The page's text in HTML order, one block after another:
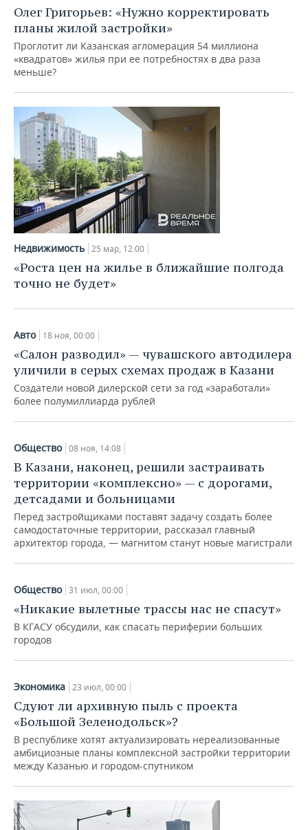
Олег Григорьев: «Нужно корректировать
планы жилой застройки»
Проглотит ли Казанская агломерация 54 миллиона
«квадратов» жилья при ее потребностях в два раза
меньше?
Недвижимость 25 мар, 12:00
«Роста цен на жилье в ближайшие полгода
точно не будет»
Авто 18 ноя, 00:00
«Салон разводил» — чувашского автодилера
уличили в серых схемах продаж в Казани
Создатели новой дилерской сети за год «заработали»
более полумиллиарда рублей
Общество 08 ноя, 14:08
В Казани, наконец, решили застраивать
территории «комплексно» — с дорогами,
детсадами и больницами
Перед застройщиками поставят задачу создать более
самодостаточные территории, рассказал главный
архитектор города, — магнитом станут новые магистрали
Общество 31 июл, 00:00
«Никакие вылетные трассы нас не спасут»
В КГАСУ обсудили, как спасать периферии больших
городов
Экономика 23 июл, 00:00
Сдуют ли архивную пыль с проекта
«Большой Зеленодольск»?
В республике хотят актуализировать нереализованные
амбициозные планы комплексной застройки территории
между Казанью и городом-спутником